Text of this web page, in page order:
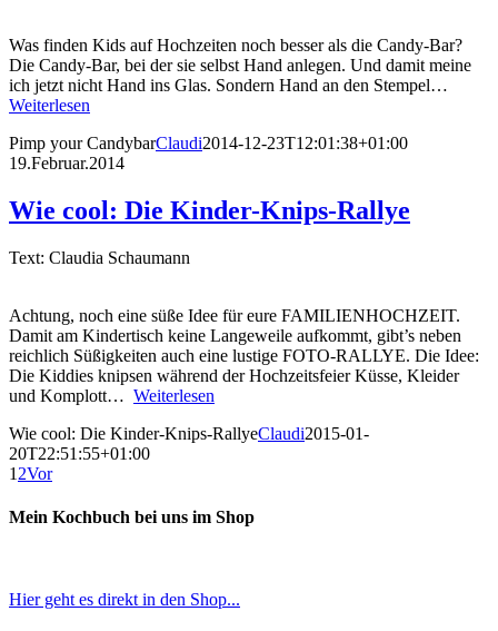
Was finden Kids auf Hochzeiten noch besser als die Candy-Bar?
Die Candy-Bar, bei der sie selbst Hand anlegen. Und damit meine
ich jetzt nicht Hand ins Glas. Sondern Hand an den Stempel…
Weiterlesen
Pimp your CandybarClaudi2014-12-23T12:01:38+01:00
19.Februar.2014
Wie cool: Die Kinder-Knips-Rallye
Text: Claudia Schaumann
Achtung, noch eine süße Idee für eure FAMILIENHOCHZEIT.
Damit am Kindertisch keine Langeweile aufkommt, gibt’s neben
reichlich Süßigkeiten auch eine lustige FOTO-RALLYE. Die Idee:
Die Kiddies knipsen während der Hochzeitsfeier Küsse, Kleider
und Komplott… Weiterlesen
Wie cool: Die Kinder-Knips-RallyeClaudi2015-01-
20T22:51:55+01:00
1 2Vor
Mein Kochbuch bei uns im Shop
Hier geht es direkt in den Shop...